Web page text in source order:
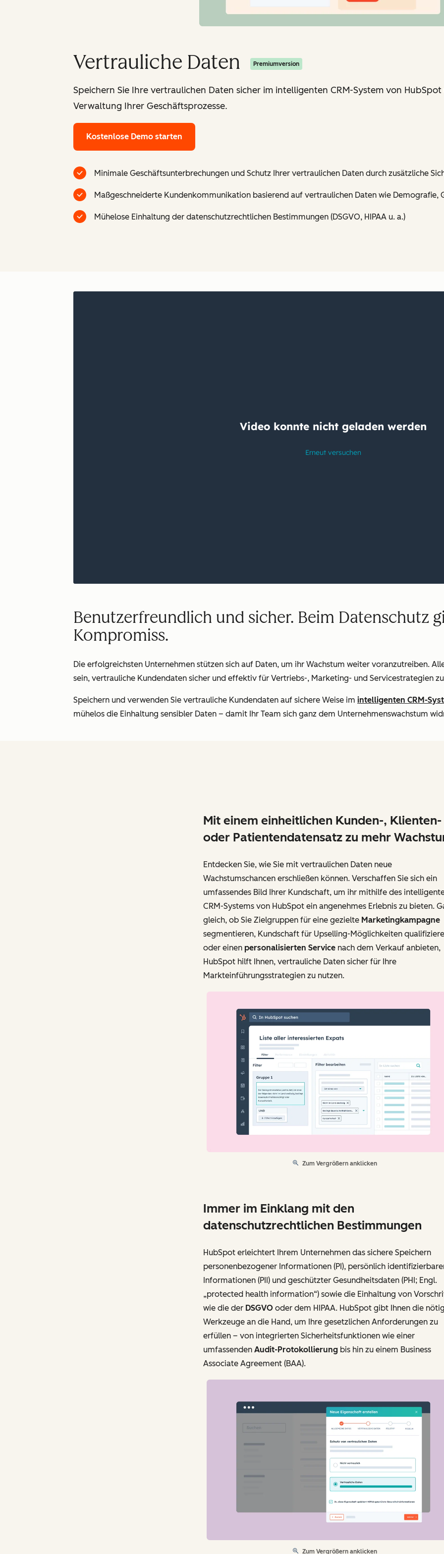
Vertrauliche Daten Premiumversion
Speichern Sie Ihre vertraulichen Daten sicher im intelligenten CRM-System von
Verwaltung Ihrer Geschäftsprozesse.
Kostenlose Demo starten
Minimale Geschäftsunterbrechungen und Schutz Ihrer vertraulichen Daten durch zusätzliche
Maßgeschneiderte Kundenkommunikation basierend auf vertraulichen Daten wie Demografie,
Mühelose Einhaltung der datenschutzrechtlichen Bestimmungen (DSGVO, HIPAA u. a.)
Benutzerfreundlich und sicher. Beim Datenschutz
Kompromiss.
Die erfolgreichsten Unternehmen stützen sich auf Daten, um ihr Wachstum weiter voranzutreiben.
sein, vertrauliche Kundendaten sicher und effektiv für Vertriebs-, Marketing- und Servicestrategien
Speichern und verwenden Sie vertrauliche Kundendaten auf sichere Weise im intelligenten CRM-
mühelos die Einhaltung sensibler Daten – damit Ihr Team sich ganz dem Unternehmenswachstum
Mit einem einheitlichen Kunden-, Klienten-
oder Patientendatensatz zu mehr
Entdecken Sie, wie Sie mit vertraulichen Daten neue
Wachstumschancen erschließen können. Verschaffen Sie sich ein
umfassendes Bild Ihrer Kundschaft, um ihr mithilfe des
CRM-Systems von HubSpot ein angenehmes Erlebnis zu bieten.
gleich, ob Sie Zielgruppen für eine gezielte Marketingkampagne
segmentieren, Kundschaft für Upselling-Möglichkeiten
oder einen personalisierten Servicenach dem Verkauf anbieten,
HubSpot hilft Ihnen, vertrauliche Daten sicher für Ihre
Markteinführungsstrategien zu nutzen.
Zum Vergrößern anklicken
Immer im Einklang mit den
datenschutzrechtlichen Bestimmungen
HubSpot erleichtert Ihrem Unternehmen das sichere Speichern
personenbezogener Informationen (PI), persönlich
Informationen (PII) und geschützter Gesundheitsdaten (PHI; Engl.
„protected health information“) sowie die Einhaltung von
wie die der DSGVO oder dem HIPAA. HubSpot gibt Ihnen die
Werkzeuge an die Hand, um Ihre gesetzlichen Anforderungen zu
erfüllen – von integrierten Sicherheitsfunktionen wie einer
umfassenden Audit-Protokollierungbis hin zu einem Business
Associate Agreement (BAA).
Zum Vergrößern anklicken